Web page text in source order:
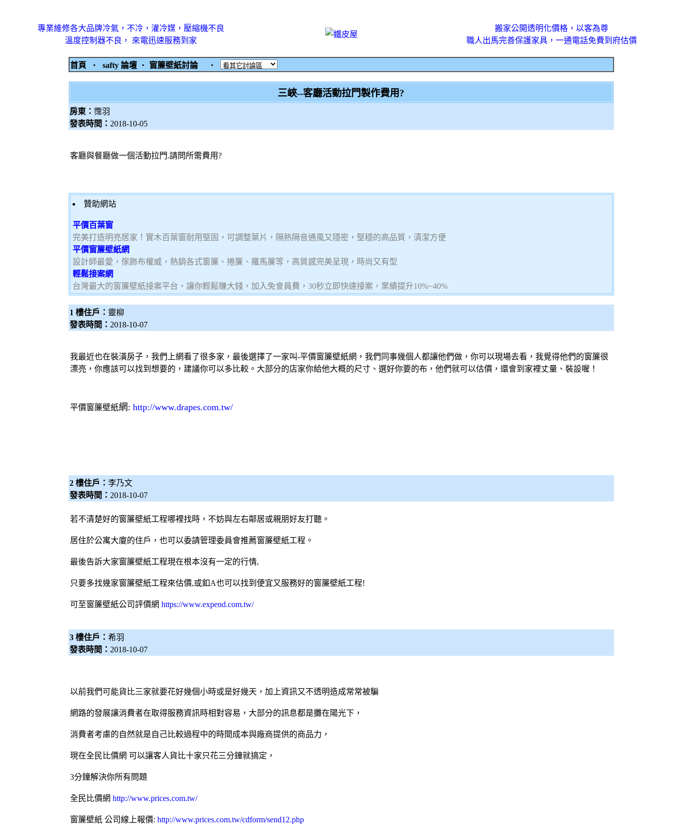
專業維修各大品牌冷氣，不冷，灌冷媒，壓縮機不良
溫度控制器不良， 來電迅速服務到家
搬家公開透明化價格，以客為尊
職人出馬完善保護家具，一通電話免費到府估價
首頁 ‧ safty 論壇 ‧ 窗簾壁紙討論 ‧
三峽--客廳活動拉門製作費用?
房東： 霈羽
發表時間： 2018-10-05
客廳與餐廳做一個活動拉門.請問所需費用?
贊助網站
平價百葉窗
完美打造明亮居家！實木百葉窗耐用堅固，可調整葉片，隔熱隔音通風又隱密，堅穩的高品質，清潔方便
平價窗簾壁紙網
設計師最愛，傢飾布權威，熱銷各式窗簾、捲簾、羅馬簾等，高質感完美呈現，時尚又有型
輕鬆接案網
台灣最大的窗簾壁紙接案平台，讓你輕鬆賺大錢，加入免會員費，30秒立即快速接案，業績提升10%~40%
1 樓住戶： 靈柳
發表時間： 2018-10-07
我最近也在裝潢房子，我們上網看了很多家，最後選擇了一家叫-平價窗簾壁紙網，我們同事幾個人都讓他們做，你可以現場去看，我覺得他們的窗簾很
漂亮，你應該可以找到想要的，建議你可以多比較。大部分的店家你給他大概的尺寸、選好你要的布，他們就可以估價，還會到家裡丈量、裝設喔！
平價窗簾壁紙網: http://www.drapes.com.tw/
2 樓住戶： 李乃文
發表時間： 2018-10-07
若不清楚好的窗簾壁紙工程哪裡找時，不妨與左右鄰居或親朋好友打聽。
居住於公寓大廈的住戶，也可以委請管理委員會推薦窗簾壁紙工程。
最後告訴大家窗簾壁紙工程現在根本沒有一定的行情,
只要多找幾家窗簾壁紙工程來估價,或釦A也可以找到便宜又服務好的窗簾壁紙工程!
可至窗簾壁紙公司評價網 https://www.expend.com.tw/
3 樓住戶： 希羽
發表時間： 2018-10-07
以前我們可能貨比三家就要花好幾個小時或是好幾天，加上資訊又不透明造成常常被騙
網路的發展讓消費者在取得服務資訊時相對容易，大部分的訊息都是攤在陽光下，
消費者考慮的自然就是自己比較過程中的時間成本與廠商提供的商品力，
現在全民比價網 可以讓客人貨比十家只花三分鐘就搞定，
3分鐘解決你所有問題
全民比價網 http://www.prices.com.tw/
窗簾壁紙公司線上報價: http://www.prices.com.tw/cdform/send12.php